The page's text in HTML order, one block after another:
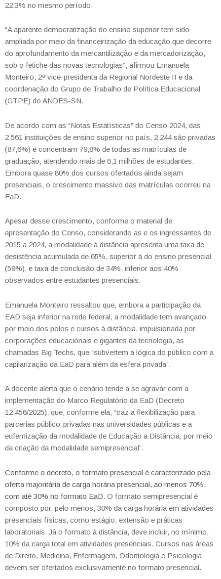
22,3% no mesmo período.
“A aparente democratização do ensino superior tem sido
ampliada por meio da financeirização da educação que decorre
do aprofundamento da mercantilização e da mercadorização,
sob o fetiche das novas tecnologias”, afirmou Emanuela
Monteiro, 2ª vice-presidenta da Regional Nordeste II e da
coordenação do Grupo de Trabalho de Política Educacional
(GTPE) do ANDES-SN.
De acordo com as “Notas Estatísticas” do Censo 2024, das
2.561 instituições de ensino superior no país, 2.244 são privadas
(87,6%) e concentram 79,8% de todas as matrículas de
graduação, atendendo mais de 8,1 milhões de estudantes.
Embora quase 80% dos cursos ofertados ainda sejam
presenciais, o crescimento massivo das matrículas ocorreu na
EaD.
Apesar desse crescimento, conforme o material de
apresentação do Censo, considerando as e os ingressantes de
2015 a 2024, a modalidade à distância apresenta uma taxa de
desistência acumulada de 65%, superior à do ensino presencial
(59%), e taxa de conclusão de 34%, inferior aos 40%
observados entre estudantes presenciais.
Emanuela Monteiro ressaltou que, embora a participação da
EAD seja inferior na rede federal, a modalidade tem avançado
por meio dos polos e cursos à distância, impulsionada por
corporações educacionais e gigantes da tecnologia, as
chamadas Big Techs, que “subvertem a lógica do público com a
capilarização da EaD para além da esfera privada”.
A docente alerta que o cenário tende a se agravar com a
implementação do Marco Regulatório da EaD (Decreto
12.456/2025), que, conforme ela, “traz a flexibilização para
parcerias público-privadas nas universidades públicas e a
eufemização da modalidade de Educação a Distância, por meio
da criação da modalidade semipresencial”.
Conforme o decreto, o formato presencial é caracterizado pela
oferta majoritária de carga horária presencial, ao menos 70%,
com até 30% no formato EaD. O formato semipresencial é
composto por, pelo menos, 30% da carga horária em atividades
presenciais físicas, como estágio, extensão e práticas
laboratoriais. Já o formato à distância, deve incluir, no mínimo,
10% da carga total em atividades presenciais. Cursos nas áreas
de Direito, Medicina, Enfermagem, Odontologia e Psicologia
devem ser ofertados exclusivamente no formato presencial.